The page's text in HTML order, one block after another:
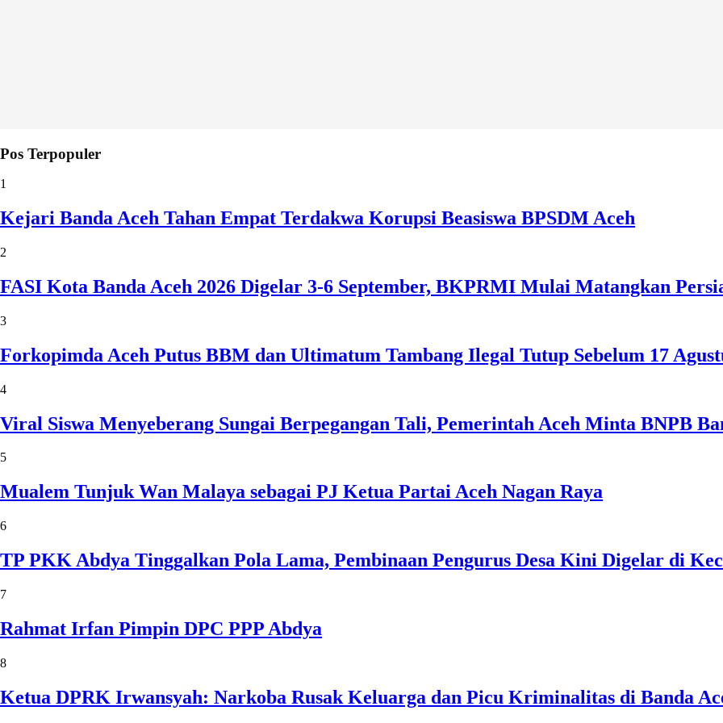
Pos Terpopuler
1
Kejari Banda Aceh Tahan Empat Terdakwa Korupsi Beasiswa BPSDM Aceh
2
FASI Kota Banda Aceh 2026 Digelar 3-6 September, BKPRMI Mulai Matangkan
3
Forkopimda Aceh Putus BBM dan Ultimatum Tambang Ilegal Tutup Sebelum 17
4
Viral Siswa Menyeberang Sungai Berpegangan Tali, Pemerintah Aceh Minta BNPB
5
Mualem Tunjuk Wan Malaya sebagai PJ Ketua Partai Aceh Nagan Raya
6
TP PKK Abdya Tinggalkan Pola Lama, Pembinaan Pengurus Desa Kini Digelar di
7
Rahmat Irfan Pimpin DPC PPP Abdya
8
Ketua DPRK Irwansyah: Narkoba Rusak Keluarga dan Picu Kriminalitas di Banda